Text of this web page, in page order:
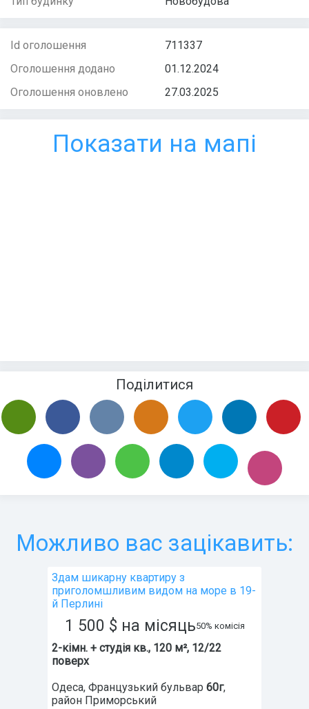
Id оголошення
711337
Оголошення додано
01.12.2024
Оголошення оновлено
27.03.2025
Показати на мапі
Поділитися
Можливо вас зацікавить:
Здам шикарну квартиру з
приголомшливим видом на море в 19-
й Перлині
1 500 $ на місяць50% комісія
2-кімн. + студія кв., 120 м², 12/22
поверх
Одеса, Французький бульвар 60г,
район Приморський